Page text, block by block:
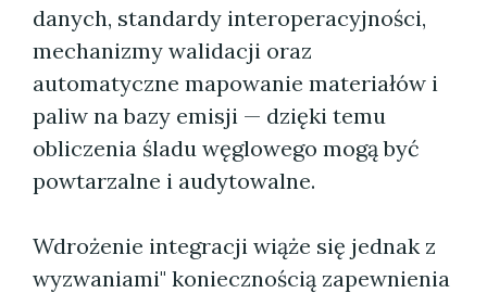
danych, standardy interoperacyjności,
mechanizmy walidacji oraz
automatyczne mapowanie materiałów i
paliw na bazy emisji — dzięki temu
obliczenia śladu węglowego mogą być
powtarzalne i audytowalne.
Wdrożenie integracji wiąże się jednak z
wyzwaniami" koniecznością zapewnienia